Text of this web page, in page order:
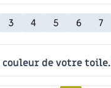
3 4 5 6 7
de votre toile.